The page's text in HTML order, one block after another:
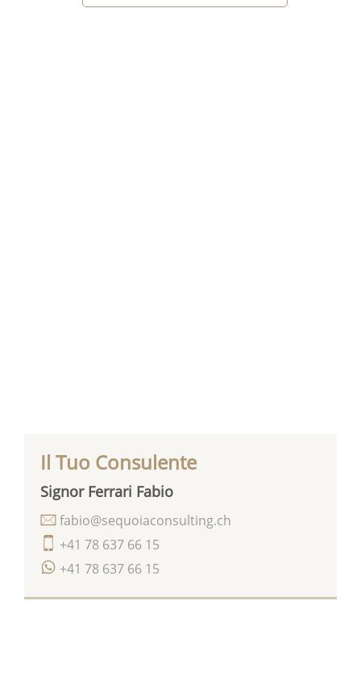
Il Tuo Consulente
Signor Ferrari Fabio
+41 78 637 66 15
+41 78 637 66 15
fabio@sequoiaconsulting.ch